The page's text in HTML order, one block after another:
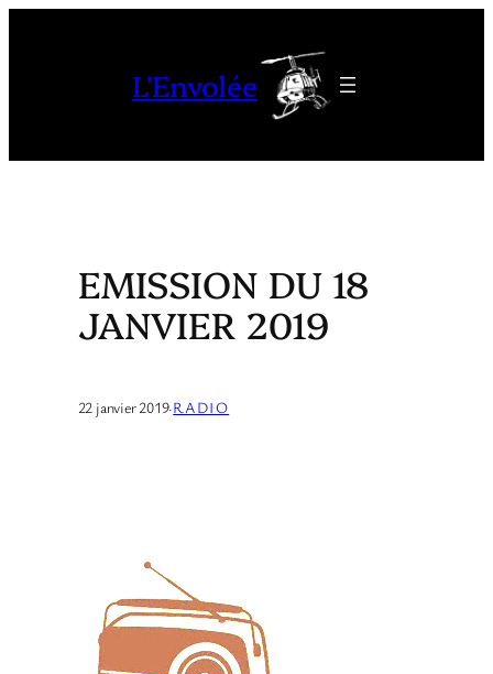
L'Envolée
EMISSION DU 18
JANVIER 2019
22 janvier 2019·RADIO